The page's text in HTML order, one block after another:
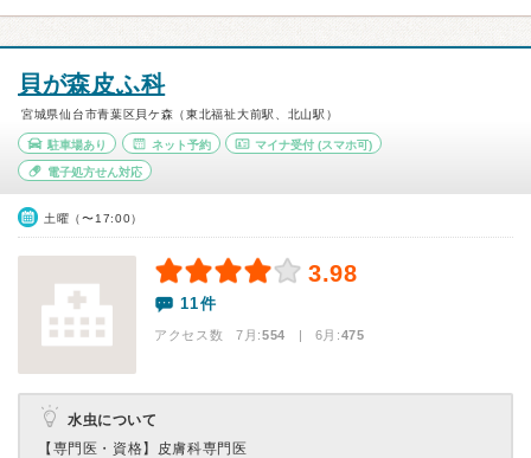
貝が森皮ふ科
宮城県仙台市青葉区貝ケ森（東北福祉大前駅、北山駅）
駐車場あり ネット予約 マイナ受付 (スマホ可)
電子処方せん対応
土曜（〜17:00）
3.98
11件
アクセス数 7月:554 | 6月:475
水虫について
【専門医・資格】 皮膚科専門医